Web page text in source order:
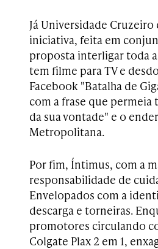
Já Universidade
iniciativa, feita em
proposta interligar toda
tem filme para TV e
Facebook "Batalha de
com a frase que permeia
da sua vontade" e o
Metropolitana.
Por fim, Íntimus, com a
responsabilidade de
Envelopados com a
descarga e torneiras.
promotores circulando
Colgate Plax 2 em 1,